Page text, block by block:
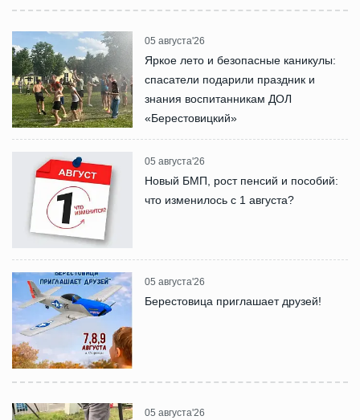
05 августа'26
Яркое лето и безопасные каникулы:
спасатели подарили праздник и
знания воспитанникам ДОЛ
«Берестовицкий»
05 августа'26
Новый БМП, рост пенсий и пособий:
что изменилось с 1 августа?
05 августа'26
Берестовица приглашает друзей!
05 августа'26